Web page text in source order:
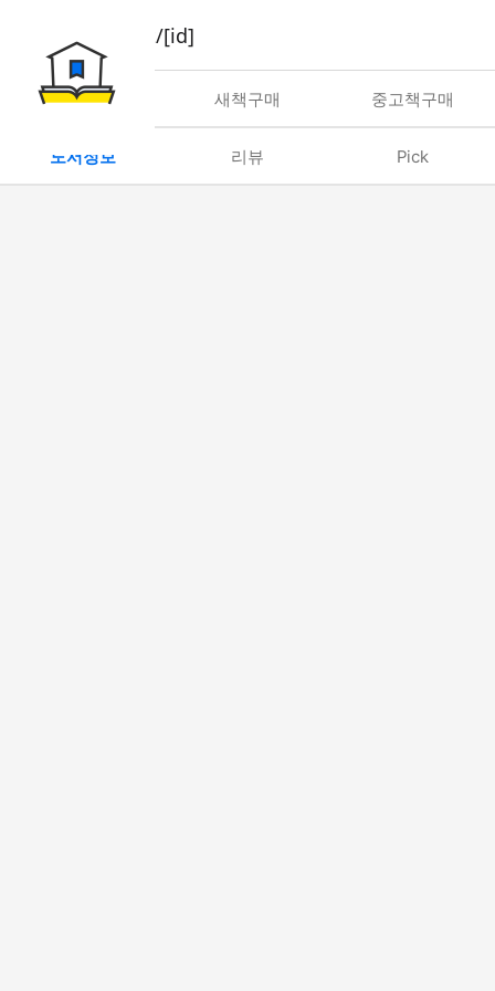
book/rent/[id]
대여 새책구매 중고책구매
도서정보 리뷰 Pick